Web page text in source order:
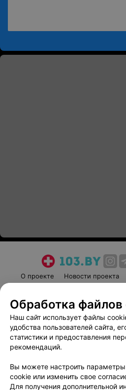
О проекте Новости проекта
Пользовательское
Вакансии
Написать
Обработка
Обработка
Наш сайт использует файлы
удобства пользователей сайта,
статистики и предоставления
рекомендаций.
Вы можете настроить параметры
cookie или изменить свое
Для получения дополнительной